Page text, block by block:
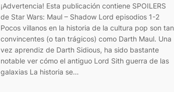
¡Advertencia! Esta publicación contiene SPOILERS
de Star Wars: Maul – Shadow Lord episodios 1-2
Pocos villanos en la historia de la cultura pop son tan
convincentes (o tan trágicos) como Darth Maul. Una
vez aprendiz de Darth Sidious, ha sido bastante
notable ver cómo el antiguo Lord Sith guerra de las
galaxias La historia se…